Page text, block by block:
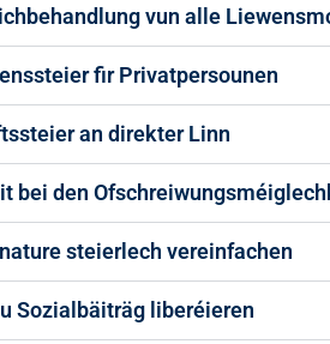
vun alle
fir Privatpersounen
an direkter Linn
bei den
steierlech vereinfachen
Sozialbäiträg liberéieren